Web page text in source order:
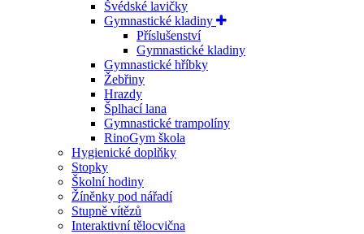
Švédské lavičky
Gymnastické kladiny
Příslušenství
Gymnastické kladiny
Gymnastické hříbky
Žebřiny
Hrazdy
Šplhací lana
Gymnastické trampolíny
RinoGym škola
Hygienické doplňky
Stopky
Školní hodiny
Žíněnky pod nářadí
Stupně vítězů
Interaktivní tělocvična